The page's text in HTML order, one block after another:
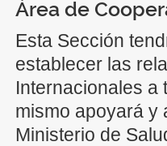
Área de
Esta Sección
establecer las
Internacionales a
mismo apoyará y
Ministerio de